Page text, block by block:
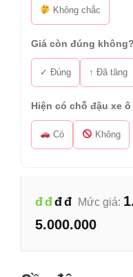
Không chắc
Giá còn đúng không?
✓ Đúng ↑ Đã tăng
Hiện có chỗ đậu xe
Có Không
đđđđ Mức giá:
5.000.000